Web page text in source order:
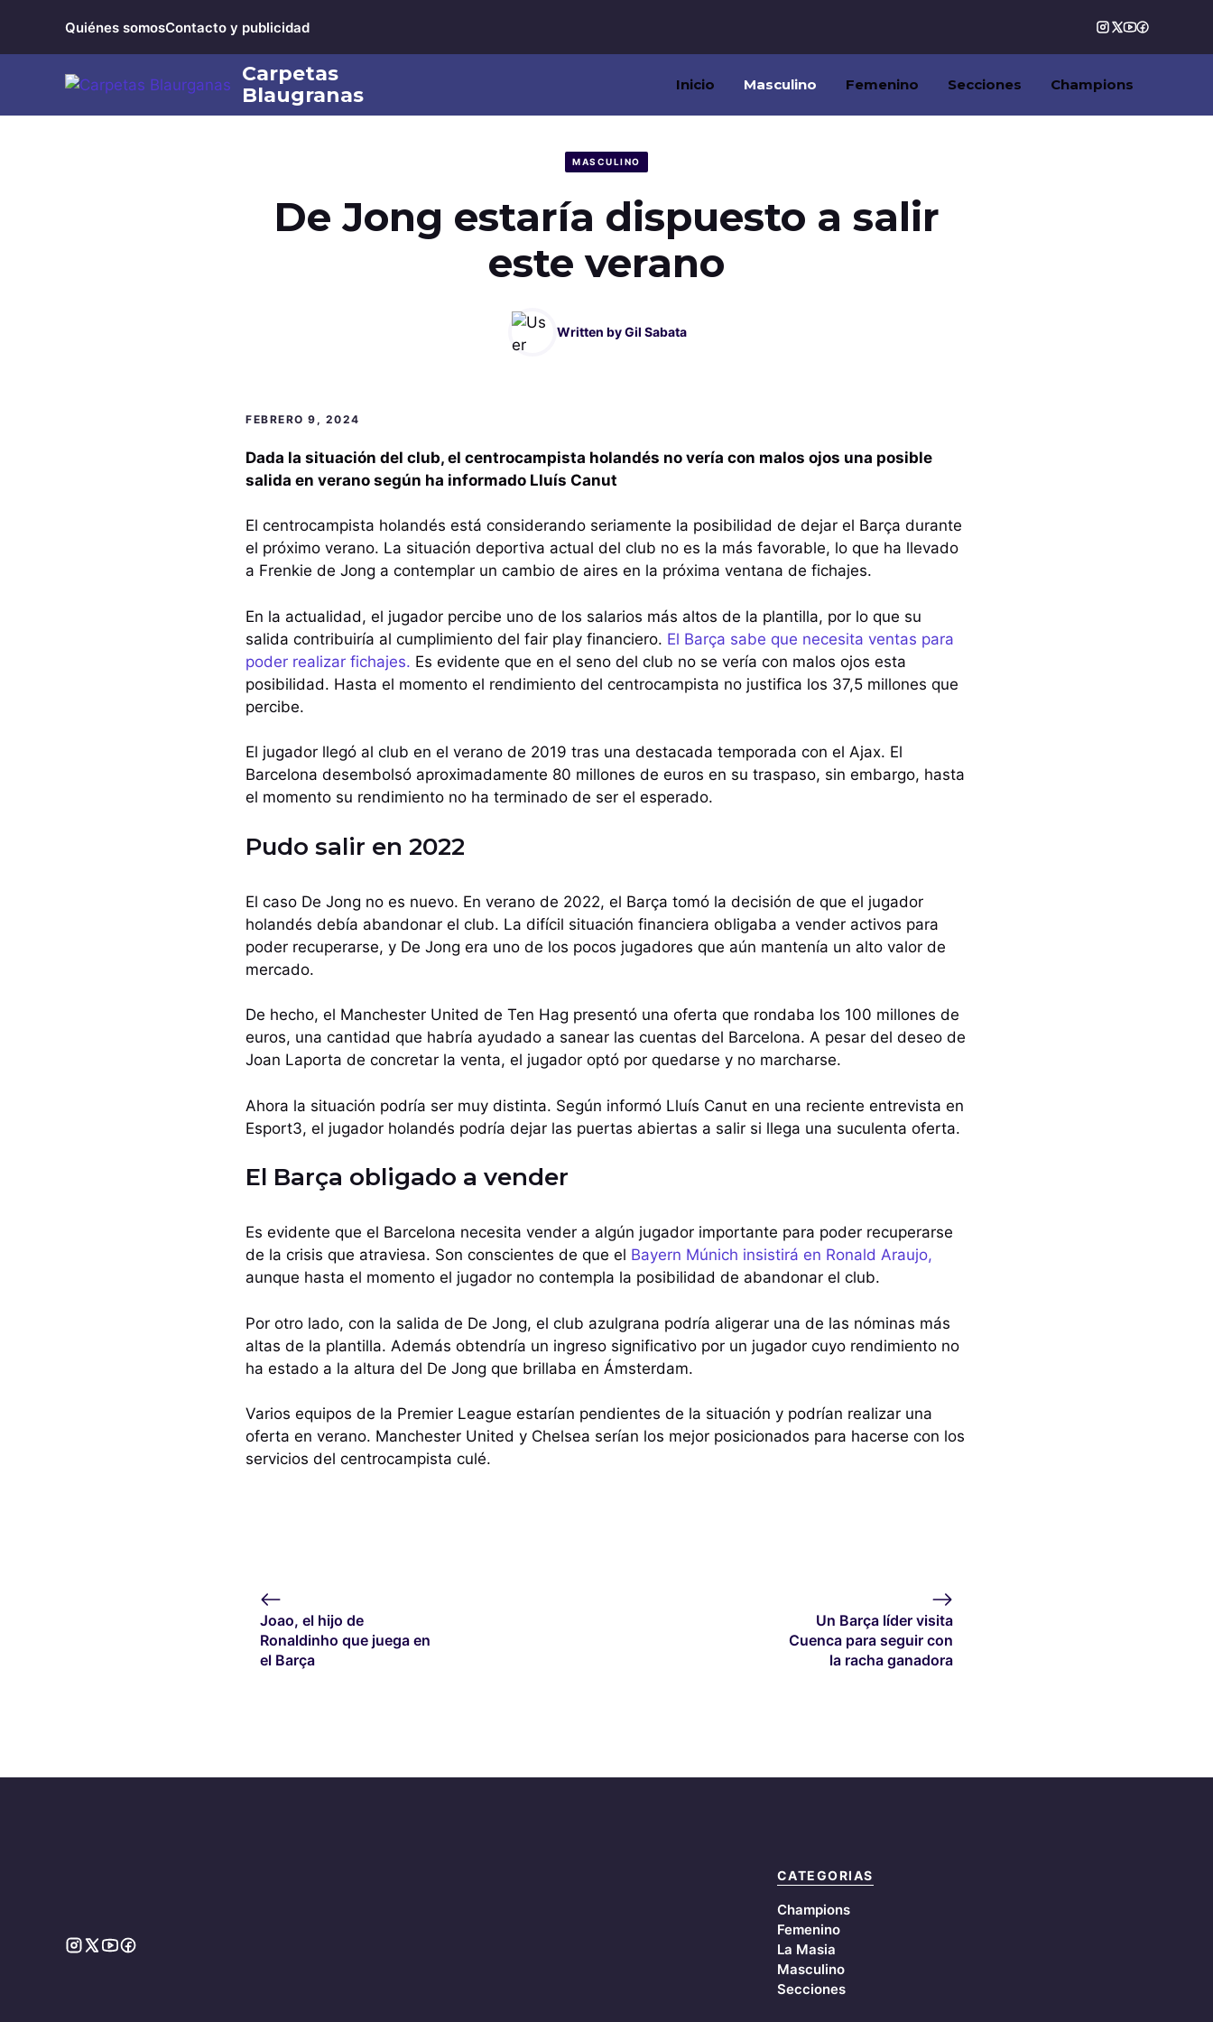
contenido
Quiénes somosContacto y publicidad
Inicio Masculino Femenino Secciones Champions
MASCULINO
De Jong estaría dispuesto a salir
este verano
Written byGil Sabata
FEBRERO 9, 2024
Dada la situación del club, el centrocampista holandés no vería con malos ojos una posible
salida en verano según ha informado Lluís Canut
El centrocampista holandés está considerando seriamente la posibilidad de dejar el Barça durante
el próximo verano. La situación deportiva actual del club no es la más favorable, lo que ha llevado
a Frenkie de Jong a contemplar un cambio de aires en la próxima ventana de fichajes.
En la actualidad, el jugador percibe uno de los salarios más altos de la plantilla, por lo que su
salida contribuiría al cumplimiento del fair play financiero. El Barça sabe que necesita ventas para
poder realizar fichajes. Es evidente que en el seno del club no se vería con malos ojos esta
posibilidad. Hasta el momento el rendimiento del centrocampista no justifica los 37,5 millones que
percibe.
El jugador llegó al club en el verano de 2019 tras una destacada temporada con el Ajax. El
Barcelona desembolsó aproximadamente 80 millones de euros en su traspaso, sin embargo, hasta
el momento su rendimiento no ha terminado de ser el esperado.
Pudo salir en 2022
El caso De Jong no es nuevo. En verano de 2022, el Barça tomó la decisión de que el jugador
holandés debía abandonar el club. La difícil situación financiera obligaba a vender activos para
poder recuperarse, y De Jong era uno de los pocos jugadores que aún mantenía un alto valor de
mercado.
De hecho, el Manchester United de Ten Hag presentó una oferta que rondaba los 100 millones de
euros, una cantidad que habría ayudado a sanear las cuentas del Barcelona. A pesar del deseo de
Joan Laporta de concretar la venta, el jugador optó por quedarse y no marcharse.
Ahora la situación podría ser muy distinta. Según informó Lluís Canut en una reciente entrevista en
Esport3, el jugador holandés podría dejar las puertas abiertas a salir si llega una suculenta oferta.
El Barça obligado a vender
Es evidente que el Barcelona necesita vender a algún jugador importante para poder recuperarse
de la crisis que atraviesa. Son conscientes de que el Bayern Múnich insistirá en Ronald Araujo,
aunque hasta el momento el jugador no contempla la posibilidad de abandonar el club.
Por otro lado, con la salida de De Jong, el club azulgrana podría aligerar una de las nóminas más
altas de la plantilla. Además obtendría un ingreso significativo por un jugador cuyo rendimiento no
ha estado a la altura del De Jong que brillaba en Ámsterdam.
Varios equipos de la Premier League estarían pendientes de la situación y podrían realizar una
oferta en verano. Manchester United y Chelsea serían los mejor posicionados para hacerse con los
servicios del centrocampista culé.
Joao, el hijo de
Ronaldinho que juega en
el Barça
Un Barça líder visita
Cuenca para seguir con
la racha ganadora
CATEGORIAS
Champions
Femenino
La Masia
Masculino
Secciones